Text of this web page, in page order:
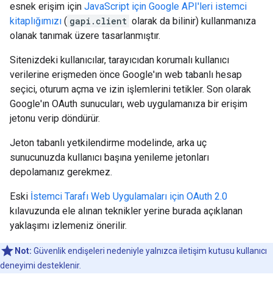
esnek erişim için JavaScript için Google API'leri istemci
kitaplığımızı ( gapi.client olarak da bilinir) kullanmanıza
olanak tanımak üzere tasarlanmıştır.
Sitenizdeki kullanıcılar, tarayıcıdan korumalı kullanıcı
verilerine erişmeden önce Google'ın web tabanlı hesap
seçici, oturum açma ve izin işlemlerini tetikler. Son olarak
Google'ın OAuth sunucuları, web uygulamanıza bir erişim
jetonu verip döndürür.
Jeton tabanlı yetkilendirme modelinde, arka uç
sunucunuzda kullanıcı başına yenileme jetonları
depolamanız gerekmez.
Eski İstemci Tarafı Web Uygulamaları için OAuth 2.0
kılavuzunda ele alınan teknikler yerine burada açıklanan
yaklaşımı izlemeniz önerilir.
Not: Güvenlik endişeleri nedeniyle yalnızca iletişim kutusu kullanıcı
deneyimi desteklenir.